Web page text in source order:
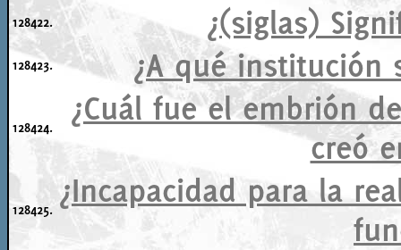
128422. ¿(siglas)
128423. ¿A qué institución
128424.
¿Cuál fue el embrión
creó
128425. ¿Incapacidad para la